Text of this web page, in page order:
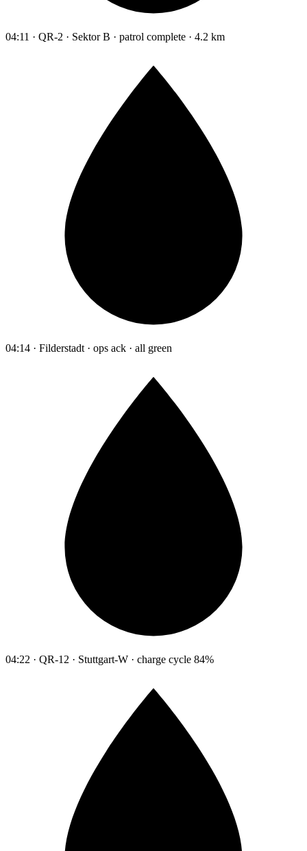
04:11 · QR-2 · Sektor B · patrol complete · 4.2 km
04:14 · Filderstadt · ops ack · all green
04:22 · QR-12 · Stuttgart-W · charge cycle 84%